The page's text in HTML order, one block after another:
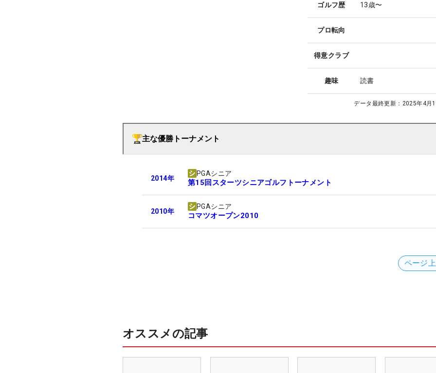
ゴルフ歴 13歳〜
プロ転向
得意クラブ
趣味 読書
データ最終更新： 2025年4月
主な優勝トーナメント
2014年
PGAシニア
第15回スターツシニアゴルフトーナメント
2010年
PGAシニア
コマツオープン2010
ページ
オススメの記事